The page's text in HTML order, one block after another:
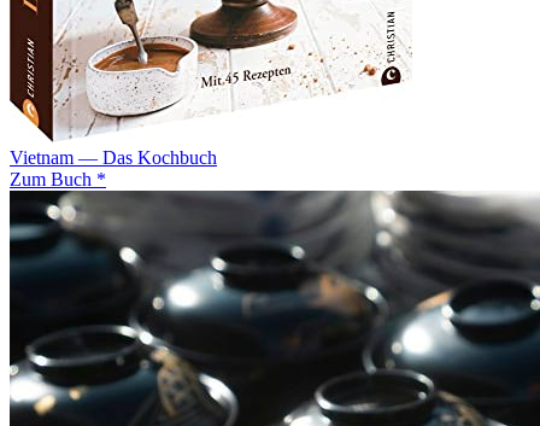
Vietnam — Das Kochbuch
Zum Buch *